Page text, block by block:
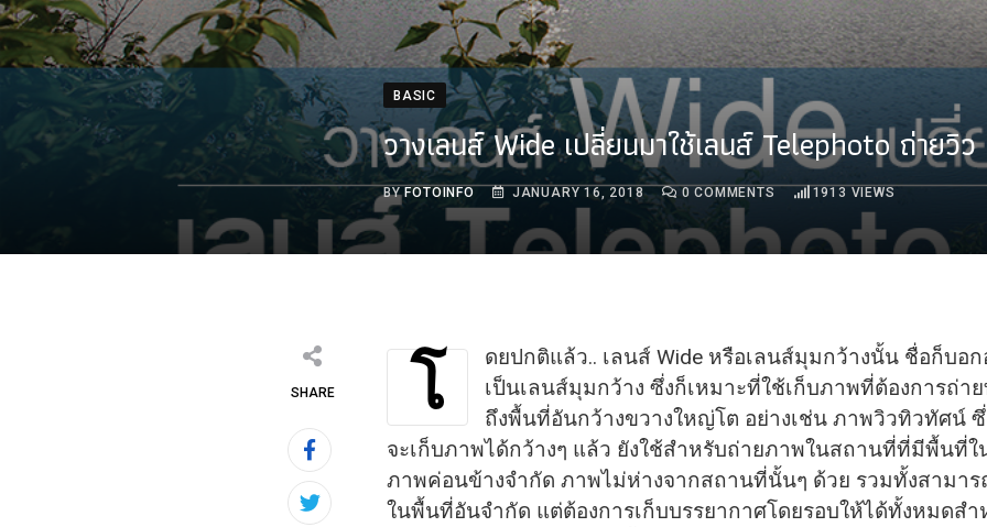
BASIC
วางเลนส์ Wide เปลี่ยนมาใช้เลนส์ Telephoto ถ่ายวิว
BYFOTOINFO JANUARY 16, 2018 0 COMMENTS 1913VIEWS
SHARE โ
ดยปกติแล้ว.. เลนส์ Wide หรือเลนส์มุมกว้างนั้น ชื่อก็บอ
เป็นเลนส์มุมกว้าง ซึ่งก็เหมาะที่ใช้เก็บภาพที่ต้องการถ่า
ถึงพื้นที่อันกว้างขวางใหญ่โต อย่างเช่น ภาพวิวทิวทัศน์
จะเก็บภาพได้กว้างๆ แล้ว ยังใช้สำหรับถ่ายภาพในสถานที่ที่มีพื้นที่ใ
ภาพค่อนข้างจำกัด ภาพไม่ห่างจากสถานที่นั้นๆ ด้วย รวมทั้งสามาร
ในพื้นที่อันจำกัด แต่ต้องการเก็บบรรยากาศโดยรอบให้ได้ทั้งหมดส